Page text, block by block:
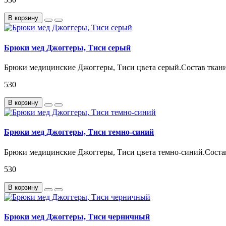
В корзину
Брюки мед Джоггеры, Тиси серый
Брюки медицинские Джоггеры, Тиси цвета серый.Состав
530
В корзину
Брюки мед Джоггеры, Тиси темно-синий
Брюки медицинские Джоггеры, Тиси цвета темно-
530
В корзину
Брюки мед Джоггеры, Тиси черничный